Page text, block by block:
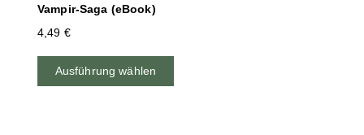
Vampir-Saga (eBook)
4,49 €
Ausführung wählen